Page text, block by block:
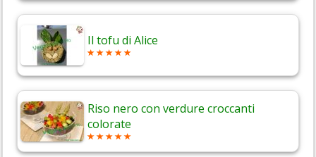
Il tofu di Alice
Riso nero con verdure croccanti
colorate